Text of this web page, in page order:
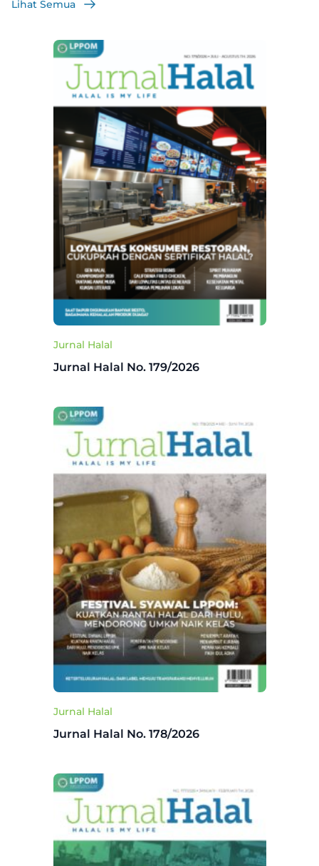
Lihat Semua
Jurnal Halal
Jurnal Halal No. 179/2026
Jurnal Halal
Jurnal Halal No. 178/2026